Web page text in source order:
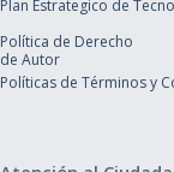
Plan Estrategico de
Política de Derecho
de Autor
Políticas de Términos y